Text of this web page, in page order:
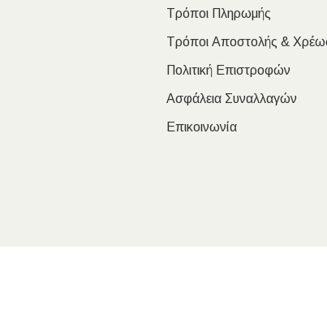
Τρόποι Πληρωμής
Τρόποι Αποστολής &
Πολιτική Επιστροφών
Ασφάλεια Συναλλαγών
Επικοινωνία